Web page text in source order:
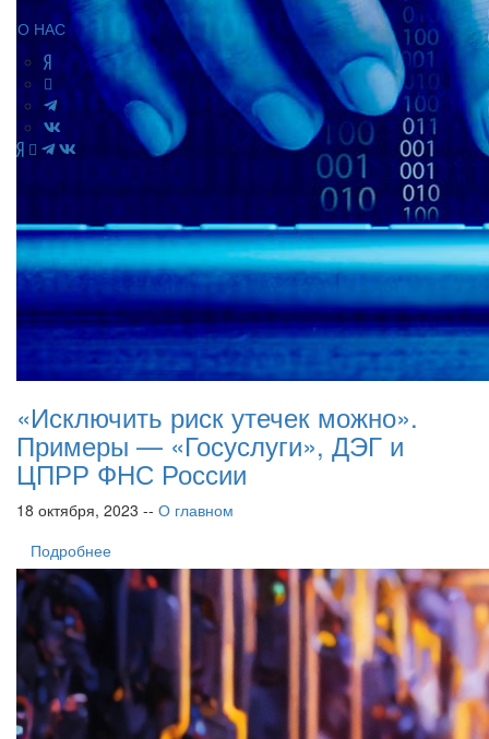
О НАС
«Исключить риск утечек можно».
Примеры — «Госуслуги», ДЭГ и
ЦПРР ФНС России
18 октября, 2023 -- О главном
Подробнее